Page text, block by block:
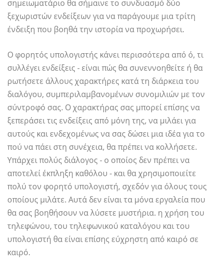
σημειωματάριο θα σήμαινε το συνδυασμό δύο
ξεχωριστών ενδείξεων για να παράγουμε μια τρίτη
ένδειξη που βοηθά την ιστορία να προχωρήσει.
Ο φορητός υπολογιστής κάνει περισσότερα από ό, τι
συλλέγει ενδείξεις - είναι πώς θα συνεννοηθείτε ή θα
ρωτήσετε άλλους χαρακτήρες κατά τη διάρκεια του
διαλόγου, συμπεριλαμβανομένων συνομιλιών με τον
σύντροφό σας. Ο χαρακτήρας σας μπορεί επίσης να
ξεπεράσει τις ενδείξεις από μόνη της, να μιλάει για
αυτούς και ενδεχομένως να σας δώσει μια ιδέα για το
πού να πάει στη συνέχεια, θα πρέπει να κολλήσετε.
Υπάρχει πολύς διάλογος - ο οποίος δεν πρέπει να
αποτελεί έκπληξη καθόλου - και θα χρησιμοποιείτε
πολύ τον φορητό υπολογιστή, σχεδόν για όλους τους
οποίους μιλάτε. Αυτά δεν είναι τα μόνα εργαλεία που
θα σας βοηθήσουν να λύσετε μυστήρια. η χρήση του
τηλεφώνου, του τηλεφωνικού καταλόγου και του
υπολογιστή θα είναι επίσης εύχρηστη από καιρό σε
καιρό.